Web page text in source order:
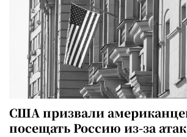
США призвали
посещать Россию из-за